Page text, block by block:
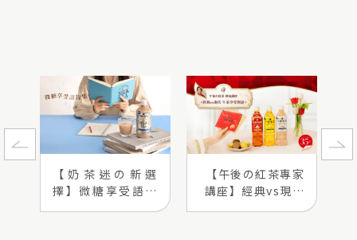
【奶茶迷の新選
擇】微糖享受語錄
集
【午後の紅茶專家
講座】經典vs現代
午茶享受對談